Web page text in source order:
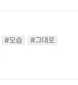
#모습
#그대로